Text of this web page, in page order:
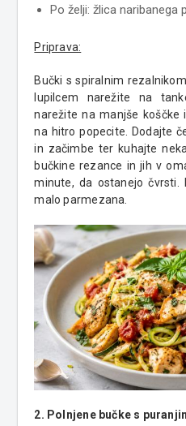
Po želji: žlica naribanega
Priprava:
Bučki s spiralnim
lupilcem narežite na
narežite na manjše koščke
na hitro popecite. Dodajte
in začimbe ter kuhajte
bučkine rezance in jih v
minute, da ostanejo
malo parmezana.
2. Polnjene bučke s